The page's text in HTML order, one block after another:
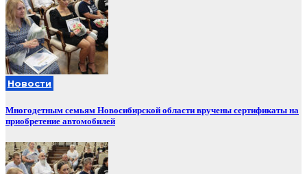
Новости
Многодетным семьям Новосибирской области вручены сертификаты на
приобретение автомобилей